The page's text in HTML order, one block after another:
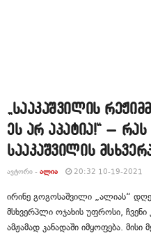
„სააკაშვილის
ეს არ აპატია!“ – რას
სააკაშვილის
ᲐᲕᲢᲝᲠᲘ - ᲐᲚᲘᲐ 20:32 10-19-2021
ირინე გოგოსაშვილი „ალიას“
მსხვერპლი ოჯახის უფროსი,
ამჟამად კანადაში იმყოფება.